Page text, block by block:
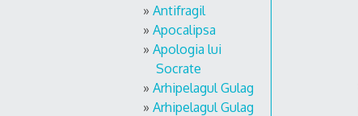
Antifragil
Apocalipsa
Apologia lui
Socrate
Arhipelagul Gulag
Arhipelagul Gulag